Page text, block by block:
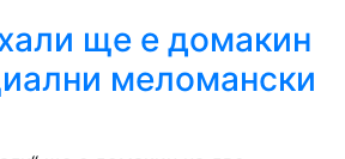
ще е домакин
меломански